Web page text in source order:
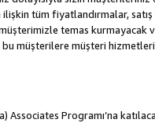
tüm fiyatlandırmalar,
temas
müşterilere müşteri
Associates Programı’na